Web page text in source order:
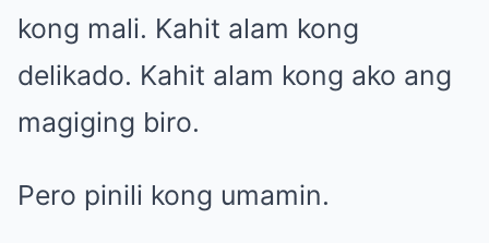
kong mali. Kahit alam kong
delikado. Kahit alam kong ako ang
magiging biro.
Pero pinili kong umamin.